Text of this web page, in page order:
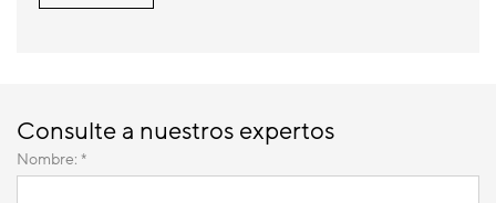
Consulte a nuestros expertos
Nombre: *